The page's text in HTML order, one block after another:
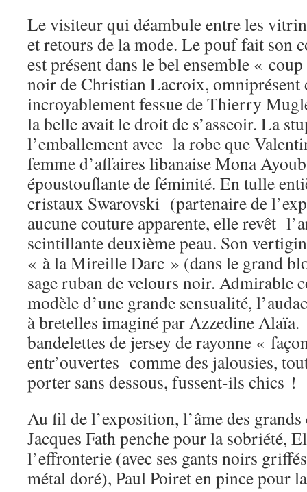
Le visiteur qui déambule entre les
et retours de la mode. Le pouf fait son
est présent dans le bel ensemble «
noir de Christian Lacroix, omniprésent
incroyablement fessue de Thierry
la belle avait le droit de s’asseoir. La
l’emballement avec la robe que
femme d’affaires libanaise Mona
époustouflante de féminité. En tulle
cristaux Swarovski (partenaire de
aucune couture apparente, elle revêt
scintillante deuxième peau. Son
« à la Mireille Darc » (dans le grand
sage ruban de velours noir. Admirable
modèle d’une grande sensualité,
à bretelles imaginé par Azzedine
bandelettes de jersey de rayonne «
entr’ouvertes comme des jalousies,
porter sans dessous, fussent-ils chics !
Au fil de l’exposition, l’âme des
Jacques Fath penche pour la sobriété,
l’effronterie (avec ses gants noirs
métal doré), Paul Poiret en pince pour